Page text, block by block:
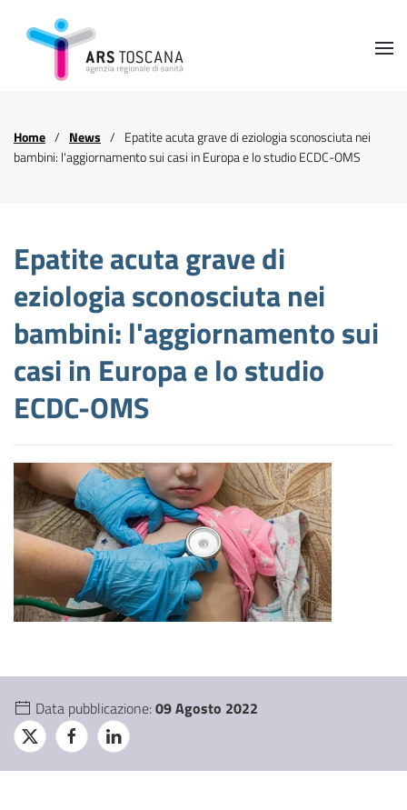
Home News
Epatite acuta grave di eziologia sconosciuta nei
bambini: l'aggiornamento sui casi in Europa e lo studio ECDC-OMS
Epatite acuta grave di
eziologia sconosciuta nei
bambini: l'aggiornamento sui
casi in Europa e lo studio
ECDC-OMS
Data pubblicazione:09 Agosto 2022